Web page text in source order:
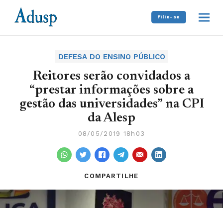
Filie-se
DEFESA DO ENSINO PÚBLICO
Reitores serão convidados a
“prestar informações sobre a
gestão das universidades” na CPI
da Alesp
08/05/2019 18h03
COMPARTILHE